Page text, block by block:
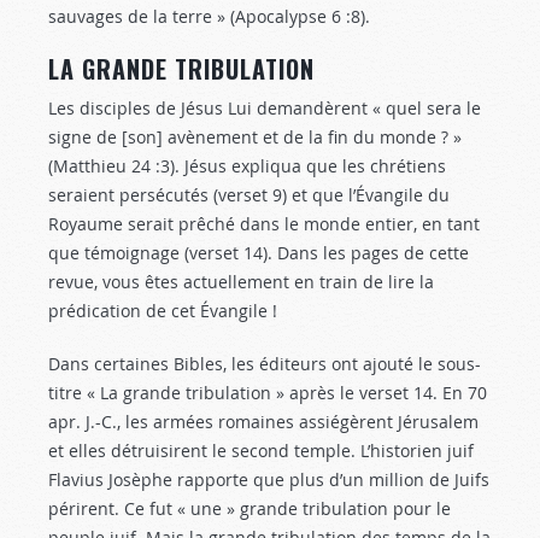
sauvages de la terre » (Apocalypse 6 :8).
LA GRANDE TRIBULATION
Les disciples de Jésus Lui demandèrent « quel sera le
signe de [son] avènement et de la fin du monde ? »
(Matthieu 24 :3). Jésus expliqua que les chrétiens
seraient persécutés (verset 9) et que l’Évangile du
Royaume serait prêché dans le monde entier, en tant
que témoignage (verset 14). Dans les pages de cette
revue, vous êtes actuellement en train de lire la
prédication de cet Évangile !
Dans certaines Bibles, les éditeurs ont ajouté le sous-
titre « La grande tribulation » après le verset 14. En 70
apr. J.-C., les armées romaines assiégèrent Jérusalem
et elles détruisirent le second temple. L’historien juif
Flavius Josèphe rapporte que plus d’un million de Juifs
périrent. Ce fut « une » grande tribulation pour le